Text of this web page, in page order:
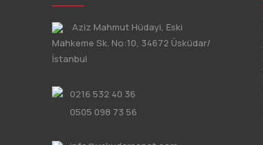
Aziz Mahmut Hüdayi, Eski
Mahkeme Sk. No:10, 34672 Üsküdar/
İstanbul
0216 532 40 36
0505 098 73 56